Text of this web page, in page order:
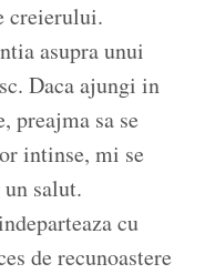
creierului.
asupra unui
Daca ajungi in
preajma sa se
intinse, mi se
salut.
cu
de recunoastere